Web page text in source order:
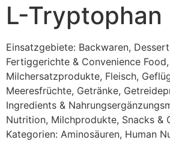
L-Tryptophan
Einsatzgebiete: Backwaren,
Fertiggerichte & Convenience Food,
Milchersatzprodukte, Fleisch,
Meeresfrüchte, Getränke,
Ingredients &
Nutrition, Milchprodukte, Snacks &
Kategorien: Aminosäuren, Human